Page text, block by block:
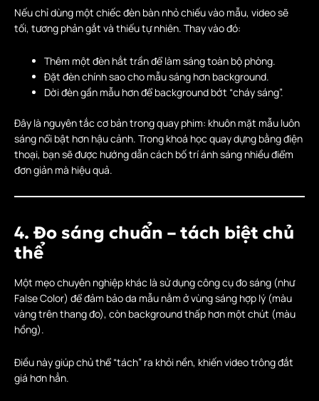
Nếu chỉ dùng một chiếc đèn bàn nhỏ chiếu vào mẫu, video sẽ
tối, tương phản gắt và thiếu tự nhiên. Thay vào đó:
Thêm một đèn hắt trần để làm sáng toàn bộ phòng.
Đặt đèn chính sao cho mẫu sáng hơn background.
Dời đèn gần mẫu hơn để background bớt “cháy sáng”.
Đây là nguyên tắc cơ bản trong quay phim: khuôn mặt mẫu luôn
sáng nổi bật hơn hậu cảnh. Trong khoá học quay dựng bằng điện
thoại, bạn sẽ được hướng dẫn cách bố trí ánh sáng nhiều điểm
đơn giản mà hiệu quả.
4. Đo sáng chuẩn – tách biệt chủ
thể
Một mẹo chuyên nghiệp khác là sử dụng công cụ đo sáng (như
False Color) để đảm bảo da mẫu nằm ở vùng sáng hợp lý (màu
vàng trên thang đo), còn background thấp hơn một chút (màu
hồng).
Điều này giúp chủ thể “tách” ra khỏi nền, khiến video trông đắt
giá hơn hẳn.